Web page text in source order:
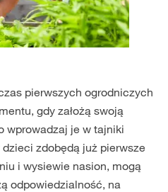
pierwszych ogrodniczych
gdy założą swoją
wprowadzaj je w tajniki
zdobędą już pierwsze
i wysiewie nasion, mogą
odpowiedzialność, na